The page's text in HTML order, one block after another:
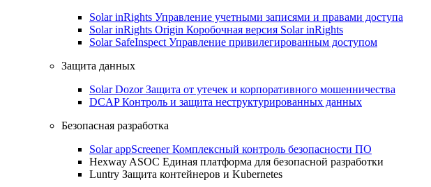
Solar inRights Управление учетными записями и правами доступа
Solar inRights Origin Коробочная версия Solar inRights
Solar SafeInspect Управление привилегированным доступом
Защита данных
Solar DozorЗащита от утечек и корпоративного мошенничества
DCAPКонтроль и защита неструктурированных данных
Безопасная разработка
Solar appScreenerКомплексный контроль безопасности ПО
Hexway ASOC Единая платформа для безопасной разработки
Luntry Защита контейнеров и Kubernetes